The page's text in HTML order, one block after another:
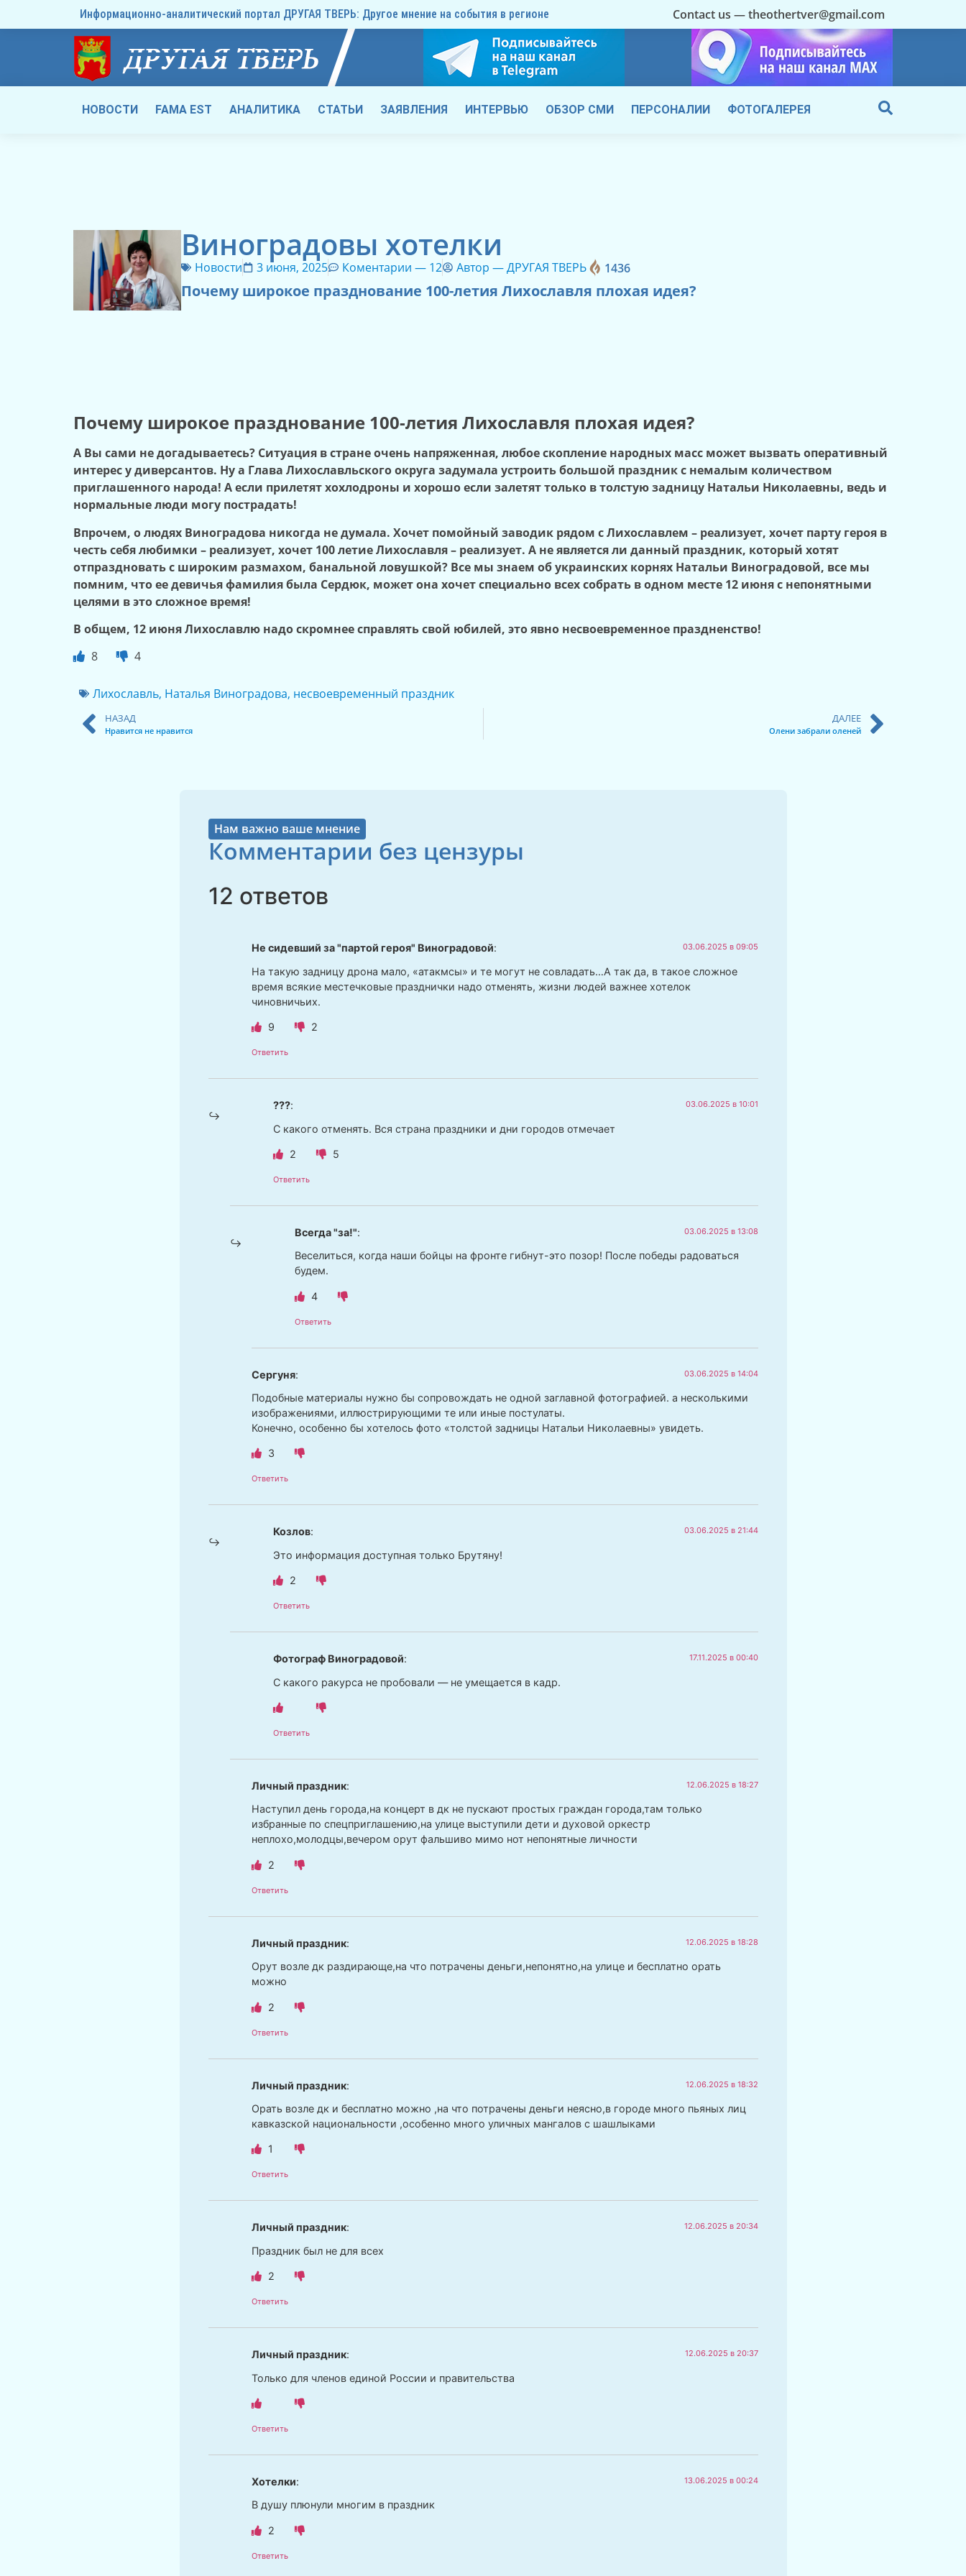
Информационно-аналитический портал ДРУГАЯ ТВЕРЬ: Другое мнение на события в регионе Contact us — theothertver@gmail.com
НОВОСТИ FAMA EST АНАЛИТИКА СТАТЬИ ЗАЯВЛЕНИЯ ИНТЕРВЬЮ ОБЗОР СМИ ПЕРСОНАЛИИ ФОТОГАЛЕРЕЯ
Виноградовы хотелки
Новости 3 июня, 2025 Коментарии — 12 Автор —ДРУГАЯ ТВЕРЬ 1436
Почему широкое празднование 100-летия Лихославля плохая идея?
Почему широкое празднование 100-летия Лихославля плохая идея?
А Вы сами не догадываетесь? Ситуация в стране очень напряженная, любое скопление народных масс может вызвать оперативный
интерес у диверсантов. Ну а Глава Лихославльского округа задумала устроить большой праздник с немалым количеством
приглашенного народа! А если прилетят хохлодроны и хорошо если залетят только в толстую задницу Натальи Николаевны, ведь и
нормальные люди могу пострадать!
Впрочем, о людях Виноградова никогда не думала. Хочет помойный заводик рядом с Лихославлем – реализует, хочет парту героя в
честь себя любимки – реализует, хочет 100 летие Лихославля – реализует. А не является ли данный праздник, который хотят
отпраздновать с широким размахом, банальной ловушкой? Все мы знаем об украинских корнях Натальи Виноградовой, все мы
помним, что ее девичья фамилия была Сердюк, может она хочет специально всех собрать в одном месте 12 июня с непонятными
целями в это сложное время!
В общем, 12 июня Лихославлю надо скромнее справлять свой юбилей, это явно несвоевременное праздненство!
8
4
Лихославль, Наталья Виноградова, несвоевременный праздник
НАЗАД
Нравится не нравится
ДАЛЕЕ
Олени забрали оленей
Нам важно ваше мнение
Комментарии без цензуры
12 ответов
Не сидевший за "партой героя" Виноградовой: 03.06.2025 в 09:05
На такую задницу дрона мало, «атакмсы» и те могут не совладать…А так да, в такое сложное
время всякие местечковые празднички надо отменять, жизни людей важнее хотелок
чиновничьих.
9 2
Ответить
???: 03.06.2025 в 10:01
С какого отменять. Вся страна праздники и дни городов отмечает
2 5
Ответить
Всегда "за!": 03.06.2025 в 13:08
Веселиться, когда наши бойцы на фронте гибнут-это позор! После победы радоваться
будем.
4
Ответить
Сергуня: 03.06.2025 в 14:04
Подобные материалы нужно бы сопровождать не одной заглавной фотографией. а несколькими
изображениями, иллюстрирующими те или иные постулаты.
Конечно, особенно бы хотелось фото «толстой задницы Натальи Николаевны» увидеть.
3
Ответить
Козлов: 03.06.2025 в 21:44
Это информация доступная только Брутяну!
2
Ответить
Фотограф Виноградовой: 17.11.2025 в 00:40
С какого ракурса не пробовали — не умещается в кадр.
Ответить
Личный праздник: 12.06.2025 в 18:27
Наступил день города,на концерт в дк не пускают простых граждан города,там только
избранные по спецприглашению,на улице выступили дети и духовой оркестр
неплохо,молодцы,вечером орут фальшиво мимо нот непонятные личности
2
Ответить
Личный праздник: 12.06.2025 в 18:28
Орут возле дк раздирающе,на что потрачены деньги,непонятно,на улице и бесплатно орать
можно
2
Ответить
Личный праздник: 12.06.2025 в 18:32
Орать возле дк и бесплатно можно ,на что потрачены деньги неясно,в городе много пьяных лиц
кавказской национальности ,особенно много уличных мангалов с шашлыками
1
Ответить
Личный праздник: 12.06.2025 в 20:34
Праздник был не для всех
2
Ответить
Личный праздник: 12.06.2025 в 20:37
Только для членов единой России и правительства
Ответить
Хотелки: 13.06.2025 в 00:24
В душу плюнули многим в праздник
2
Ответить